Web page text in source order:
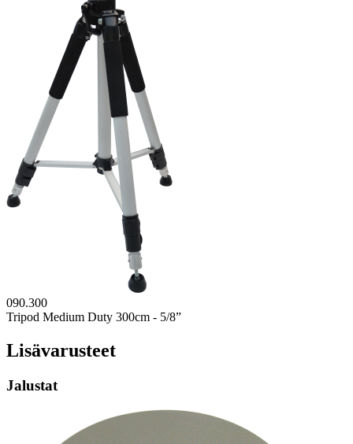
090.300
Tripod Medium Duty 300cm - 5/8”
Lisävarusteet
Jalustat